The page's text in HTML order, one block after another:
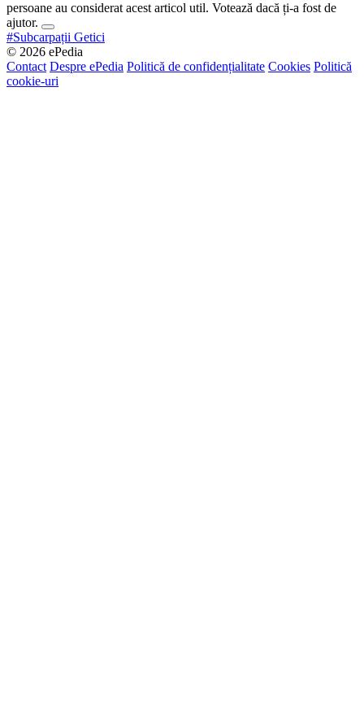
persoane au considerat acest articol util. Votează dacă ți-a fost de
ajutor.
#Subcarpații Getici
© 2026 ePedia
Contact Despre ePedia Politică de confidențialitate Cookies Politică
cookie-uri